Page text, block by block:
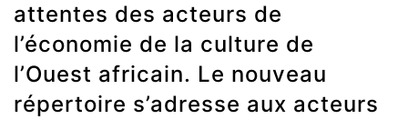
attentes des acteurs de
l’économie de la culture de
l’Ouest africain. Le nouveau
répertoire s’adresse aux acteurs